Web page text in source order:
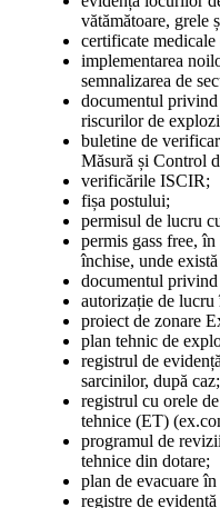
vătămătoare, grele
certificate
implementarea
semnalizarea de
documentul privind
riscurilor de
buletine de
Măsură și Control
verificările ISCIR;
fișa postului;
permisul de lucru
permis gass free,
închise, unde
documentul
autorizație de lucru
proiect de zonare
plan tehnic de
registrul de
sarcinilor, după caz;
registrul cu orele
tehnice (ET)
programul de
tehnice din dotare;
plan de evacuare
registre de